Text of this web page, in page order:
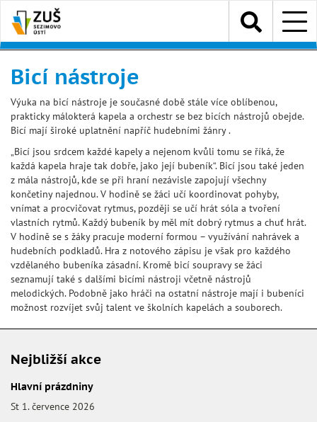
hlavnímu
obsahu
Menu
Bicí nástroje
Výuka na bicí nástroje je současné době stále více oblíbenou,
prakticky málokterá kapela a orchestr se bez bicích nástrojů obejde.
Bicí mají široké uplatnění napříč hudebními žánry .
„Bicí jsou srdcem každé kapely a nejenom kvůli tomu se říká, že
každá kapela hraje tak dobře, jako její bubeník“. Bicí jsou také jeden
z mála nástrojů, kde se při hraní nezávisle zapojují všechny
končetiny najednou. V hodině se žáci učí koordinovat pohyby,
vnímat a procvičovat rytmus, později se učí hrát sóla a tvoření
vlastních rytmů. Každý bubeník by měl mít dobrý rytmus a chuť hrát.
V hodině se s žáky pracuje moderní formou – využívání nahrávek a
hudebních podkladů. Hra z notového zápisu je však pro každého
vzdělaného bubeníka zásadní. Kromě bicí soupravy se žáci
seznamují také s dalšími bicími nástroji včetně nástrojů
melodických. Podobně jako hráči na ostatní nástroje mají i bubeníci
možnost rozvíjet svůj talent ve školních kapelách a souborech.
Nejbližší akce
Hlavní prázdniny
St 1. července 2026